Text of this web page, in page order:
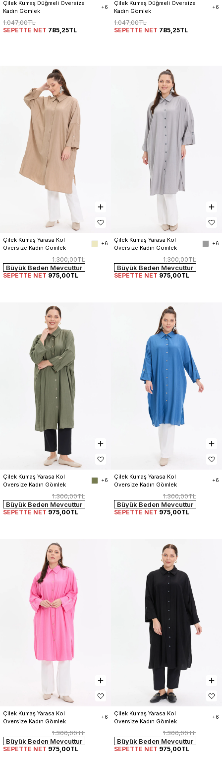
Çilek Kumaş Düğmeli Oversize
Kadın Gömlek
+6
1.047,00TL
SEPETTE NET 785,25TL
Çilek Kumaş Düğmeli Oversize
Kadın Gömlek
+6
1.047,00TL
SEPETTE NET 785,25TL
Çilek Kumaş Yarasa Kol
Oversize Kadın Gömlek
+6
1.300,00TL
Büyük Beden Mevcuttur
SEPETTE NET 975,00TL
Çilek Kumaş Yarasa Kol
Oversize Kadın Gömlek
+6
1.300,00TL
Büyük Beden Mevcuttur
SEPETTE NET 975,00TL
Çilek Kumaş Yarasa Kol
Oversize Kadın Gömlek
+6
1.300,00TL
Büyük Beden Mevcuttur
SEPETTE NET 975,00TL
Çilek Kumaş Yarasa Kol
Oversize Kadın Gömlek
+6
1.300,00TL
Büyük Beden Mevcuttur
SEPETTE NET 975,00TL
Çilek Kumaş Yarasa Kol
Oversize Kadın Gömlek
+6
1.300,00TL
Büyük Beden Mevcuttur
SEPETTE NET 975,00TL
Çilek Kumaş Yarasa Kol
Oversize Kadın Gömlek
+6
1.300,00TL
Büyük Beden Mevcuttur
SEPETTE NET 975,00TL